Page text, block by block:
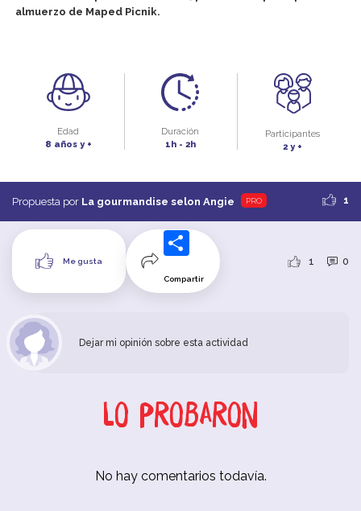
almuerzo de Maped Picnik.
Edad
8 años y +
Duración
1h - 2h
Participantes
2 y +
Propuesta por La gourmandise selon Angie PRO 1
Me gusta
Compartir
1 0
Dejar mi opinión sobre esta actividad
Lo probaron
No hay comentarios todavía.